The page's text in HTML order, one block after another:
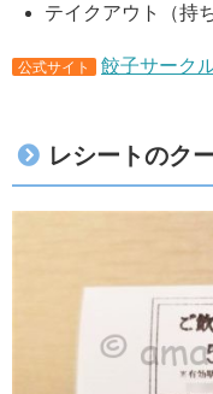
テイクアウト（持
公式サイト 餃子サーク
レシートのク